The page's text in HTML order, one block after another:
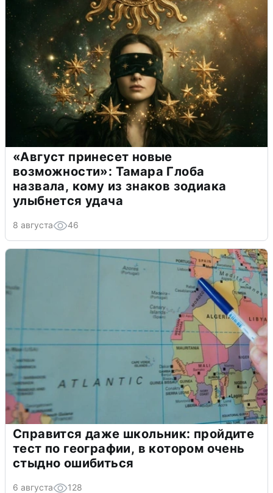
«Август принесет новые
возможности»: Тамара Глоба
назвала, кому из знаков зодиака
улыбнется удача
8 августа 46
Справится даже школьник: пройдите
тест по географии, в котором очень
стыдно ошибиться
6 августа 128